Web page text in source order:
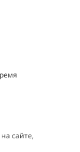
сайте,